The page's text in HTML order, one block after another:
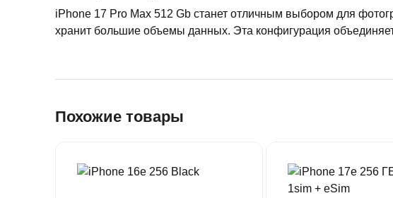
iPhone 17 Pro Max 512 Gb станет отличным выбором для
хранит большие объемы данных. Эта конфигурация
Похожие товары